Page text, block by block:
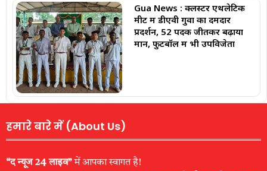
Gua News : क्लस्टर एथलेटिक
मीट में डीएवी गुवा का दमदार
प्रदर्शन, 52 पदक जीतकर बढ़ाया
मान, फुटबॉल में भी उपविजेता
हमारे बारे में (About Us)
“द न्यूज 24 लाइव”में आपका स्वागत है!